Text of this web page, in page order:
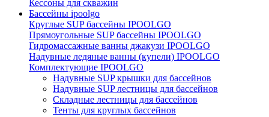
Кессоны для скважин
Бассейны ipoolgo
Круглые SUP бассейны IPOOLGO
Прямоугольные SUP бассейны IPOOLGO
Гидромассажные ванны джакузи IPOOLGO
Надувные ледяные ванны (купели) IPOOLGO
Комплектующие IPOOLGO
Надувные SUP крышки для бассейнов
Надувные SUP лестницы для бассейнов
Складные лестницы для бассейнов
Тенты для круглых бассейнов